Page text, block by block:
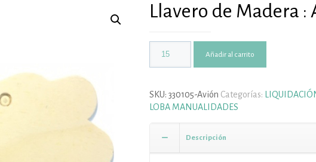
Llavero de Madera :
Añadir al carrito
SKU: 330105-Avión Categorías:
LOBA MANUALIDADES
Descripción